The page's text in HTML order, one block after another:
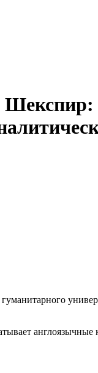
и
англоязычные